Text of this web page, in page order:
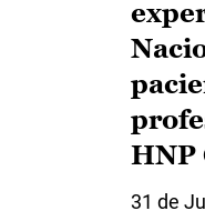
HNP
31 de